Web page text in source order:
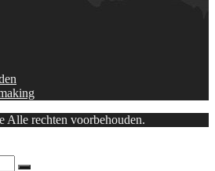
Alle rechten voorbehouden.